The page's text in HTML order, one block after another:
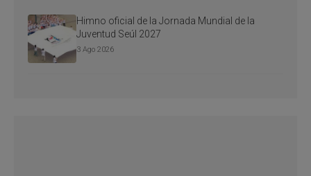
Himno oficial de la Jornada Mundial de la
Juventud Seúl 2027
3 Ago 2026